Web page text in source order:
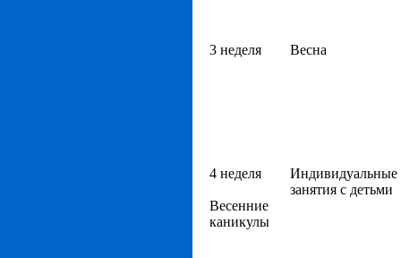
3 неделя Весна
4 неделя
Весенние
каникулы
Индивидуальные
занятия с детьми